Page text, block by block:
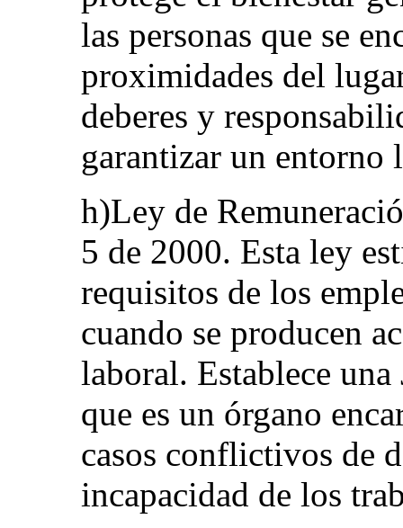
las personas que se
proximidades del
deberes y
garantizar un entorno
h)Ley de
5 de 2000. Esta ley
requisitos de los
cuando se producen
laboral. Establece
que es un órgano
casos conflictivos de
incapacidad de los